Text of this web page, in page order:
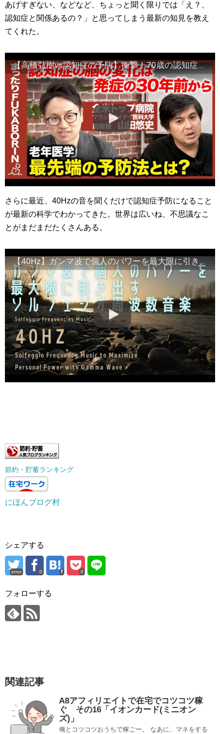
あげすぎない、などなど、ちょっと聞く限りでは「え？、
認知症と関係あるの？」と思ってしまう最新の知見を教え
てくれた。
【高橋弘樹vs認知症の予防】衝撃！70歳の認知症は30年前から始まっている！？アルツハイマー防ぐには？【ReHacQvsアメリカ天才医学者】
さらに最近、40Hzの音を聞くだけで認知症予防になること
が最新の科学でわかってきた。世界は広いね、不思議なこ
とがまだまだたくさんある。
【40Hz】ガンマ波で個人のパワーを最大限に引き出すソルフェジオ周波数音楽/Solfeggio Music to Maximize Personal Power with Gamma Wave 認知症
節約・貯蓄ランキング
にほんブログ村
シェアする
error 0 0
フォローする
関連記事
A8アフィリエイトで在宅でコツコツ稼
ぐ その16「イオンカード(ミニオン
ズ)」
俺とコツコツおうちで稼ごー。 なあに、マネをする